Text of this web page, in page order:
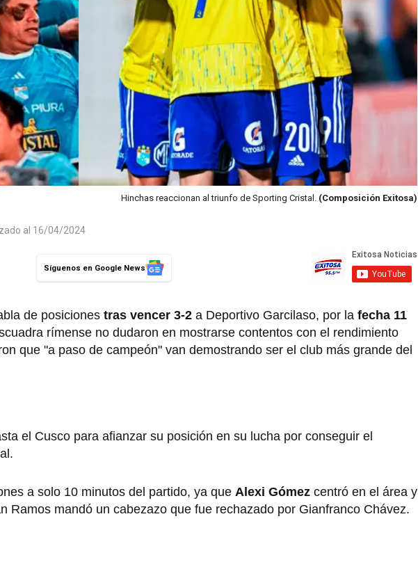
Hinchas reaccionan al triunfo de Sporting Cristal. (Composición Exitosa)
al 16/04/2024
Síguenos en Google News
de posiciones tras vencer 3-2 a Deportivo Garcilaso, por la fecha 11
rímense no dudaron en mostrarse contentos con el rendimiento
que "a paso de campeón" van demostrando ser el club más grande del
el Cusco para afianzar su posición en su lucha por conseguir el
a solo 10 minutos del partido, ya que Alexi Gómez centró en el área y
Ramos mandó un cabezazo que fue rechazado por Gianfranco Chávez.